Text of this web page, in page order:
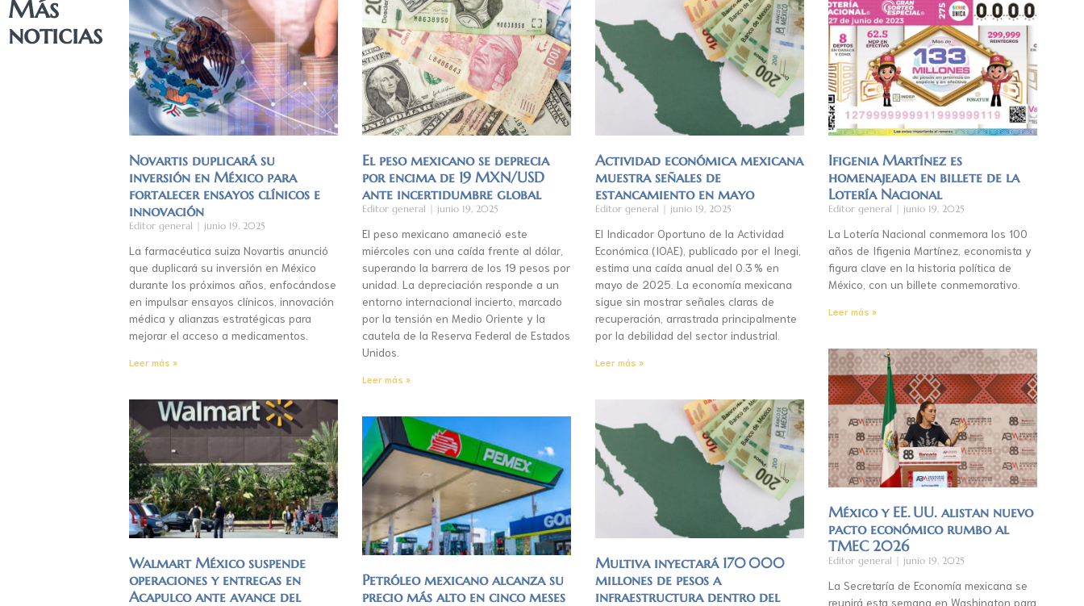
Más
noticias
Novartis duplicará su
inversión en México para
fortalecer ensayos clínicos e
innovación
Editor general junio 19, 2025
La farmacéutica suiza Novartis anunció
que duplicará su inversión en México
durante los próximos años, enfocándose
en impulsar ensayos clínicos, innovación
médica y alianzas estratégicas para
mejorar el acceso a medicamentos.
Leer más »
El peso mexicano se deprecia
por encima de 19 MXN/USD
ante incertidumbre global
Editor general junio 19, 2025
El peso mexicano amaneció este
miércoles con una caída frente al dólar,
superando la barrera de los 19 pesos por
unidad. La depreciación responde a un
entorno internacional incierto, marcado
por la tensión en Medio Oriente y la
cautela de la Reserva Federal de Estados
Unidos.
Leer más »
Actividad económica mexicana
muestra señales de
estancamiento en mayo
Editor general junio 19, 2025
El Indicador Oportuno de la Actividad
Económica (IOAE), publicado por el Inegi,
estima una caída anual del 0.3 % en
mayo de 2025. La economía mexicana
sigue sin mostrar señales claras de
recuperación, arrastrada principalmente
por la debilidad del sector industrial.
Leer más »
Ifigenia Martínez es
homenajeada en billete de la
Lotería Nacional
Editor general junio 19, 2025
La Lotería Nacional conmemora los 100
años de Ifigenia Martínez, economista y
figura clave en la historia política de
México, con un billete conmemorativo.
Leer más »
Walmart México suspende
operaciones y entregas en
Acapulco ante avance del
Petróleo mexicano alcanza su
precio más alto en cinco meses
Multiva inyectará 170 000
millones de pesos a
infraestructura dentro del
México y EE. UU. alistan nuevo
pacto económico rumbo al
TMEC 2026
Editor general junio 19, 2025
La Secretaría de Economía mexicana se
reunirá esta semana en Washington para